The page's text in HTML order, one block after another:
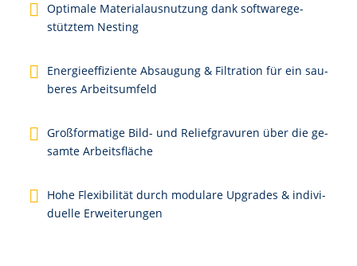
Op­ti­ma­le Ma­te­ri­al­aus­nut­zung dank soft­ware­ge­
stütz­tem Nes­ting
E­ner­gie­ef­fi­zi­en­te Ab­sau­gung & Fil­tra­ti­on für ein sau­
be­res Ar­beits­um­feld
Groß­for­ma­ti­ge Bild- und Re­li­ef­gra­vu­ren ü­ber die ge­
sam­te Ar­bei­ts­flä­che
Ho­he Fle­xi­bi­li­tät durch mo­du­la­re Up­grades & in­di­vi­
du­el­le Er­wei­te­run­gen